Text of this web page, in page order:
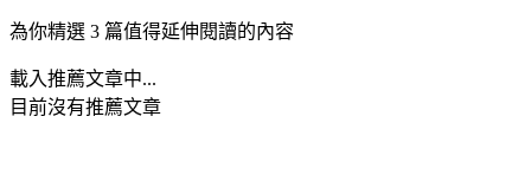
為你精選 3 篇值得延伸閱讀的內容
載入推薦文章中...
目前沒有推薦文章